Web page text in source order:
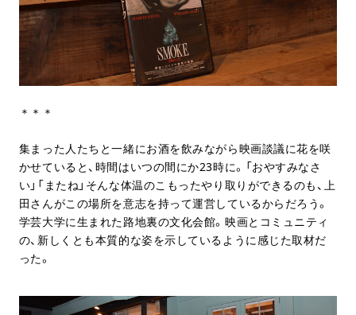
＊＊＊
集まった人たちと一緒にお酒を飲みながら映画談議に花を咲
かせていると、時間はいつの間にか23時に。「おやすみなさ
い」「またね」そんな体温のこもったやり取りができるのも、上
田さんがこの場所を意志を持って運営しているからだろう。
学芸大学に生まれた路地裏の文化会館。映画とコミュニティ
の、新しくとも本質的な姿を示しているように感じた取材だ
った。